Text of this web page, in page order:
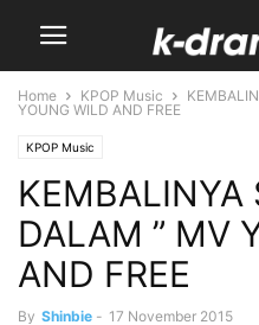
Home KPOP Music
YOUNG WILD AND FREE
KPOP Music
KEMBALINYA
DALAM ” MV
AND FREE
By Shinbie - 17 November 2015